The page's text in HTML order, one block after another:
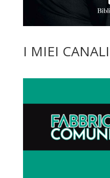
I MIEI CANALI